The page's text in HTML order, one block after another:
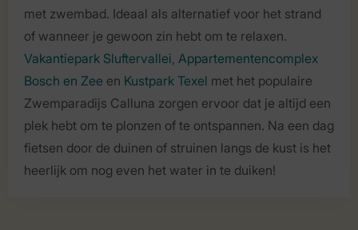
met zwembad. Ideaal als alternatief voor het strand
of wanneer je gewoon zin hebt om te relaxen.
Vakantiepark Sluftervallei, Appartementencomplex
Bosch en Zee en Kustpark Texel met het populaire
Zwemparadijs Calluna zorgen ervoor dat je altijd een
plek hebt om te plonzen of te ontspannen. Na een dag
fietsen door de duinen of struinen langs de kust is het
heerlijk om nog even het water in te duiken!